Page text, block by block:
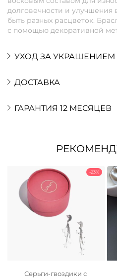
долговечности и
быть разных расцветок.
с помощью декоративной
УХОД ЗА УКРАШЕНИЕМ
ДОСТАВКА
ГАРАНТИЯ 12 МЕСЯЦЕВ
-23%
Серьги-гвоздики с